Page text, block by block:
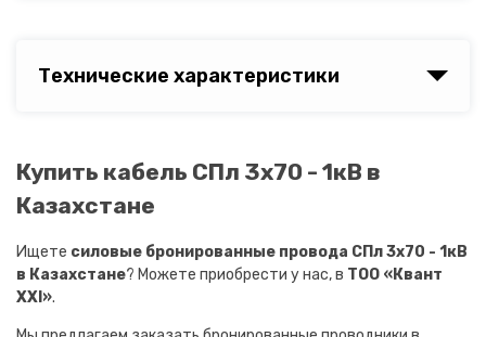
Технические характеристики
Купить кабель СПл 3х70 - 1кВ в
Казахстане
Ищете силовые бронированные провода СПл 3х70 - 1кВ
в Казахстане? Можете приобрести у нас, в ТОО «Квант
XXI».